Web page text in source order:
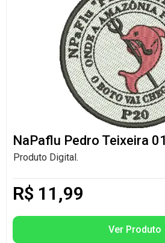
NaPaflu Pedro Teixeira 01
Produto Digital.
R$ 11,99
Ver Produto